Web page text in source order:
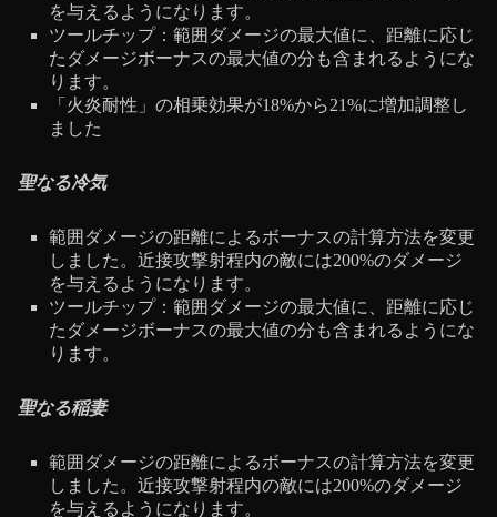
を与えるようになります。
ツールチップ：範囲ダメージの最大値に、距離に応じ
たダメージボーナスの最大値の分も含まれるようにな
ります。
「火炎耐性」の相乗効果が18%から21%に増加調整し
ました
聖なる冷気
範囲ダメージの距離によるボーナスの計算方法を変更
しました。近接攻撃射程内の敵には200%のダメージ
を与えるようになります。
ツールチップ：範囲ダメージの最大値に、距離に応じ
たダメージボーナスの最大値の分も含まれるようにな
ります。
聖なる稲妻
範囲ダメージの距離によるボーナスの計算方法を変更
しました。近接攻撃射程内の敵には200%のダメージ
を与えるようになります。